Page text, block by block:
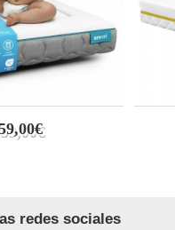
redes sociales